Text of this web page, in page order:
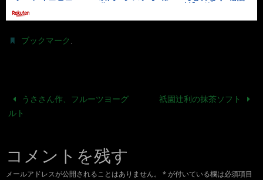
ブックマーク.
うささん作、フルーツヨーグ
ルト
祇園辻利の抹茶ソフト
コメントを残す
メールアドレスが公開されることはありません。 * が付いている欄は必須項目